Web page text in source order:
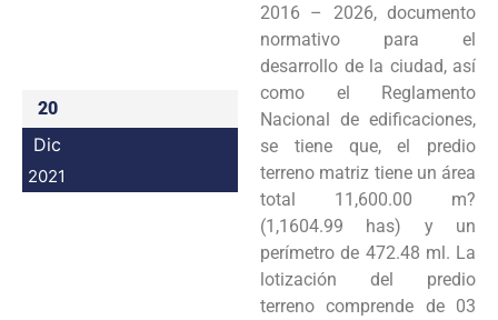
20
Dic
2021
2016 – 2026, documento
normativo para el
desarrollo de la ciudad, así
como el Reglamento
Nacional de edificaciones,
se tiene que, el predio
terreno matriz tiene un área
total 11,600.00 m?
(1,1604.99 has) y un
perímetro de 472.48 ml. La
lotización del predio
terreno comprende de 03